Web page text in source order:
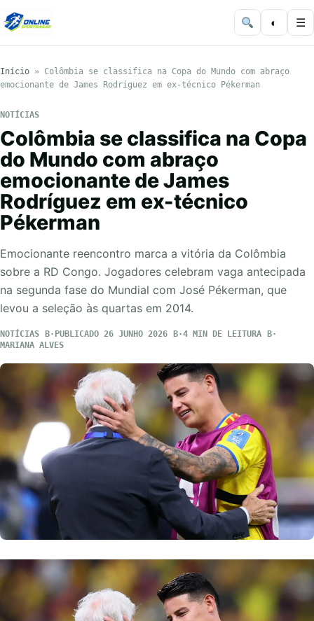
◐ ☰
Início » Colômbia se classifica na Copa do Mundo com abraço
emocionante de James Rodríguez em ex-técnico Pékerman
NOTÍCIAS
Colômbia se classifica na Copa
do Mundo com abraço
emocionante de James
Rodríguez em ex-técnico
Pékerman
Emocionante reencontro marca a vitória da Colômbia
sobre a RD Congo. Jogadores celebram vaga antecipada
na segunda fase do Mundial com José Pékerman, que
levou a seleção às quartas em 2014.
NOTÍCIAS PUBLICADO 26 JUNHO 2026
4 MIN DE LEITURA
MARIANA ALVES